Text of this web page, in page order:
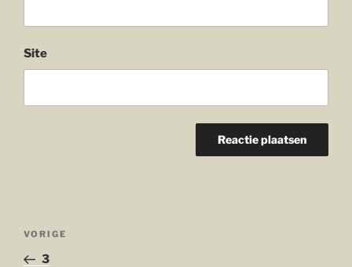
Site
Vorig
bericht
VORIGE
3